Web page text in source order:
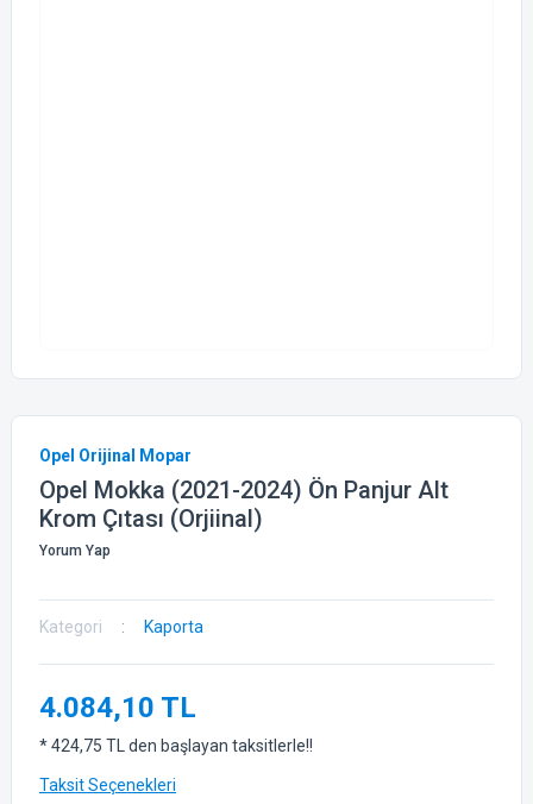
Opel Orijinal Mopar
Opel Mokka (2021-2024) Ön Panjur Alt
Krom Çıtası (Orjiinal)
Yorum Yap
Kategori Kaporta
4.084,10 TL
* 424,75 TL den başlayan taksitlerle!!
Taksit Seçenekleri